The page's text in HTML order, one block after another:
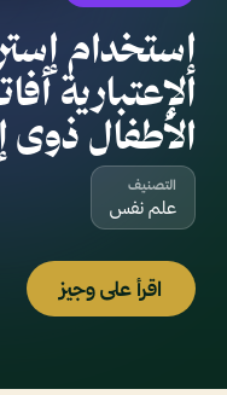
إستخدام
الإعتبارية
الأطفال ذوى
التصنيف
علم نفس
اقرأ على وجيز